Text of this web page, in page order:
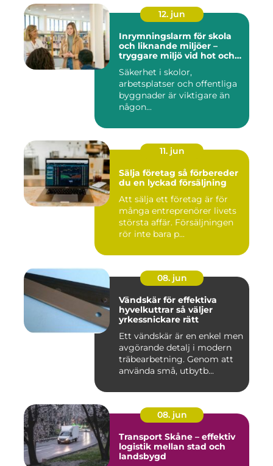
12. jun
Inrymningslarm för skola
och liknande miljöer –
tryggare miljö vid hot och
Säkerhet i skolor,
arbetsplatser och offentliga
byggnader är viktigare än
någon...
11. jun
Sälja företag så förbereder
du en lyckad försäljning
Att sälja ett företag är för
många entreprenörer livets
största affär. Försäljningen
rör inte bara p...
08. jun
Vändskär för effektiva
hyvelkuttrar så väljer
yrkessnickare rätt
Ett vändskär är en enkel men
avgörande detalj i modern
träbearbetning. Genom att
använda små, utbytb...
08. jun
Transport Skåne – effektiv
logistik mellan stad och
landsbygd